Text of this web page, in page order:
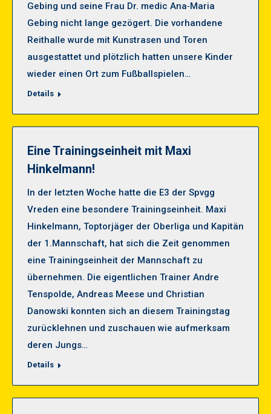
Gebing und seine Frau Dr. medic Ana‑Maria
Gebing nicht lange gezögert. Die vorhandene
Reithalle wurde mit Kunstrasen und Toren
ausgestattet und plötzlich hatten unsere Kinder
wieder einen Ort zum Fußballspielen…
Details
Eine Trainingseinheit mit Maxi
Hinkelmann!
In der letzten Woche hatte die E3 der Spvgg
Vreden eine besondere Trainingseinheit. Maxi
Hinkelmann, Toptorjäger der Oberliga und Kapitän
der 1.Mannschaft, hat sich die Zeit genommen
eine Trainingseinheit der Mannschaft zu
übernehmen. Die eigentlichen Trainer Andre
Tenspolde, Andreas Meese und Christian
Danowski konnten sich an diesem Trainingstag
zurücklehnen und zuschauen wie aufmerksam
deren Jungs…
Details